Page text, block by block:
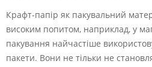
Крафт-папір як пакувальний
високим попитом, наприклад, у
пакування найчастіше
пакети. Вони не тільки не